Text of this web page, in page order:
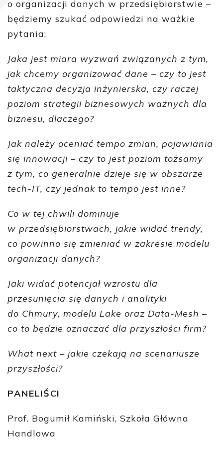
o organizacji danych w przedsiębiorstwie –
będziemy szukać odpowiedzi na ważkie
pytania:
Jaka jest miara wyzwań związanych z tym,
jak chcemy organizować dane – czy to jest
taktyczna decyzja inżynierska, czy raczej
poziom strategii biznesowych ważnych dla
biznesu, dlaczego?
Jak należy oceniać tempo zmian, pojawiania
się innowacji – czy to jest poziom tożsamy
z tym, co generalnie dzieje się w obszarze
tech-IT, czy jednak to tempo jest inne?
Co w tej chwili dominuje
w przedsiębiorstwach, jakie widać trendy,
co powinno się zmieniać w zakresie modelu
organizacji danych?
Jaki widać potencjał wzrostu dla
przesunięcia się danych i analityki
do Chmury, modelu Lake oraz Data-Mesh –
co to będzie oznaczać dla przyszłości firm?
What next – jakie czekają na scenariusze
przyszłości?
PANELIŚCI
Prof. Bogumił Kamiński, Szkoła Główna
Handlowa